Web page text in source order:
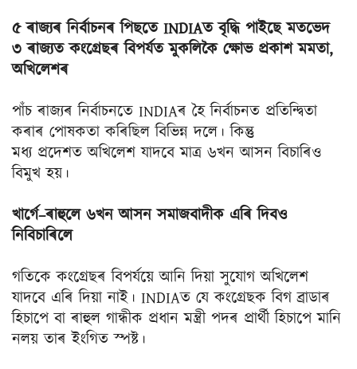
৫ ৰাজ্যৰ নিৰ্বাচনৰ পিছতে INDIAত বৃদ্ধি পাইছে মতভেদ
৩ ৰাজ্যত কংগ্ৰেছৰ বিপৰ্যত মুকলিকৈ ক্ষোভ প্ৰকাশ মমতা,
অখিলেশৰ
পাঁচ ৰাজ্যৰ নিৰ্বাচনতে INDIAৰ হৈ নিৰ্বাচনত প্ৰতিন্দ্বিতা
কৰাৰ পোষকতা কৰিছিল বিভিন্ন দলে। কিন্তু
মধ্য প্ৰদেশত অখিলেশ যাদবে মাত্ৰ ৬খন আসন বিচাৰিও
বিমুখ হয়।
খাৰ্গে–ৰাহুলে ৬খন আসন সমাজবাদীক এৰি দিবও
নিবিচাৰিলে
গতিকে কংগ্ৰেছৰ বিপৰ্যয়ে আনি দিয়া সুযোগ অখিলেশ
যাদবে এৰি দিয়া নাই। INDIAত যে কংগ্ৰেছক বিগ ব্ৰাডাৰ
হিচাপে বা ৰাহুল গান্ধীক প্ৰধান মন্ত্ৰী পদৰ প্ৰাৰ্থী হিচাপে মানি
নলয় তাৰ ইংগিত স্পষ্ট।